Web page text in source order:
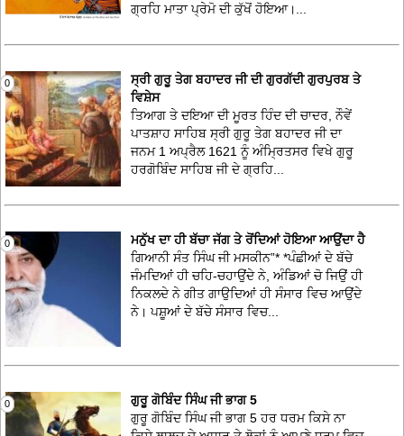
ਗ੍ਰਹਿ ਮਾਤਾ ਪ੍ਰੇਮੋ ਦੀ ਕੁੱਖੋਂ ਹੋਇਆ।...
0
ਸ੍ਰੀ ਗੁਰੂ ਤੇਗ ਬਹਾਦਰ ਜੀ ਦੀ ਗੁਰਗੱਦੀ ਗੁਰਪੁਰਬ ਤੇ
ਵਿਸ਼ੇਸ
ਤਿਆਗ ਤੇ ਦਇਆ ਦੀ ਮੂਰਤ ਹਿੰਦ ਦੀ ਚਾਦਰ, ਨੌਵੇਂ
ਪਾਤਸ਼ਾਹ ਸਾਹਿਬ ਸ੍ਰੀ ਗੁਰੂ ਤੇਗ ਬਹਾਦਰ ਜੀ ਦਾ
ਜਨਮ 1 ਅਪ੍ਰੈਲ 1621 ਨੂੰ ਅੰਮ੍ਰਿਤਸਰ ਵਿਖੇ ਗੁਰੂ
ਹਰਗੋਬਿੰਦ ਸਾਹਿਬ ਜੀ ਦੇ ਗ੍ਰਹਿ...
0
ਮਨੁੱਖ ਦਾ ਹੀ ਬੱਚਾ ਜੱਗ ਤੇ ਰੋਂਦਿਆਂ ਹੋਇਆ ਆਉਂਦਾ ਹੈ
ਗਿਆਨੀ ਸੰਤ ਸਿੰਘ ਜੀ ਮਸਕੀਨ”* *ਪੰਛੀਆਂ ਦੇ ਬੱਚੇ
ਜੰਮਦਿਆਂ ਹੀ ਚਹਿ-ਚਹਾਉਂਦੇ ਨੇ, ਅੰਡਿਆਂ ਚੋ ਜਿਉਂ ਹੀ
ਨਿਕਲਦੇ ਨੇ ਗੀਤ ਗਾਉਦਿਆਂ ਹੀ ਸੰਸਾਰ ਵਿਚ ਆਉਂਦੇ
ਨੇ। ਪਸ਼ੂਆਂ ਦੇ ਬੱਚੇ ਸੰਸਾਰ ਵਿਚ...
0
ਗੁਰੂ ਗੋਬਿੰਦ ਸਿੰਘ ਜੀ ਭਾਗ 5
ਗੁਰੂ ਗੋਬਿੰਦ ਸਿੰਘ ਜੀ ਭਾਗ 5 ਹਰ ਧਰਮ ਕਿਸੇ ਨਾ